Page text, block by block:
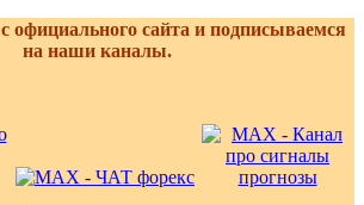
с официального сайта и подписываемся
на наши каналы.